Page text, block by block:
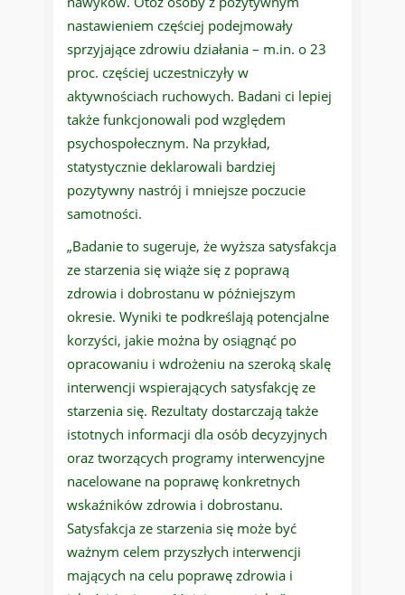
nastawieniem częściej podejmowały
sprzyjające zdrowiu działania – m.in. o 23
proc. częściej uczestniczyły w
aktywnościach ruchowych. Badani ci lepiej
także funkcjonowali pod względem
psychospołecznym. Na przykład,
statystycznie deklarowali bardziej
pozytywny nastrój i mniejsze poczucie
samotności.
„Badanie to sugeruje, że wyższa satysfakcja
ze starzenia się wiąże się z poprawą
zdrowia i dobrostanu w późniejszym
okresie. Wyniki te podkreślają potencjalne
korzyści, jakie można by osiągnąć po
opracowaniu i wdrożeniu na szeroką skalę
interwencji wspierających satysfakcję ze
starzenia się. Rezultaty dostarczają także
istotnych informacji dla osób decyzyjnych
oraz tworzących programy interwencyjne
nacelowane na poprawę konkretnych
wskaźników zdrowia i dobrostanu.
Satysfakcja ze starzenia się może być
ważnym celem przyszłych interwencji
mających na celu poprawę zdrowia i